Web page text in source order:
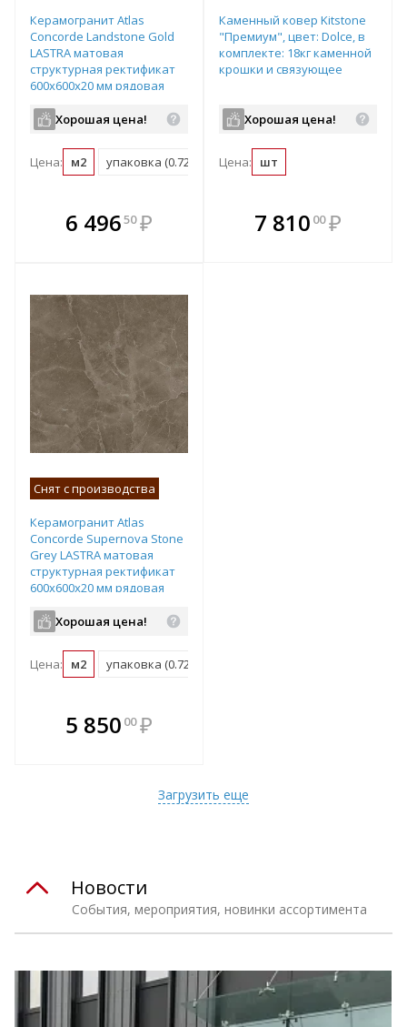
Керамогранит Atlas
Concorde Landstone Gold
LASTRA матовая
структурная ректификат
600х600х20 мм рядовая
Хорошая цена!
Цена: м2 упаковка (0.72 м2) поддон (21.6 м2)
6 49650 ₽
В комплекте
всегда выгоднее!
Каменный ковер Kitstone
"Премиум", цвет: Dolce, в
комплекте: 18кг каменной
крошки и связующее
Хорошая цена!
Цена: шт
В комплекте
всегда выгоднее!
7 810 00 ₽
Снят с производства
Керамогранит Atlas
Concorde Supernova Stone
Grey LASTRA матовая
структурная ректификат
600х600х20 мм рядовая
Хорошая цена!
Цена: м2 упаковка (0.72 м2)
5 850 00 ₽
Загрузить еще
События, мероприятия, новинки ассортимента
Новости